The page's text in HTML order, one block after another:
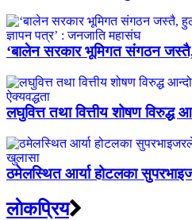
‘बालेन सरकार भूमिगत संगठन
लघुवित्त तथा वित्तीय शोषण विरुद्ध
ठमेलस्थित आर्या होटलका
लाेकप्रिय